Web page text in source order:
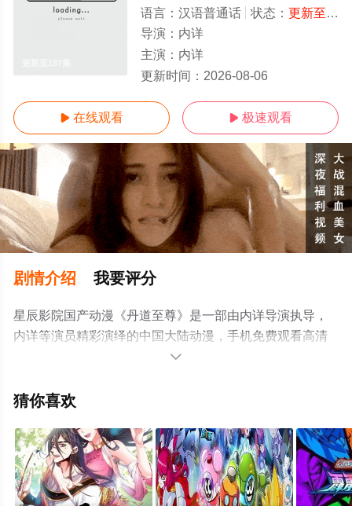
语言： 汉语普通话 状态： 更新至187集
导演： 内详
主演： 内详
更新时间： 2026-08-06
 在线观看  极速观看
剧情介绍 我要评分
星辰影院国产动漫《丹道至尊》是一部由内详导演执导，
内详等演员精彩演绎的中国大陆动漫，手机免费观看高清
无删减完整版动漫全集就上星辰影视，更多相关信息可移

猜你喜欢